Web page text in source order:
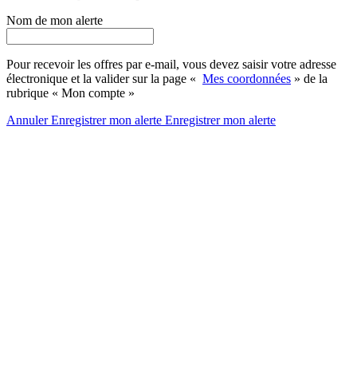
Nom de mon alerte
Pour recevoir les offres par e-mail, vous devez saisir votre adresse
électronique et la valider sur la page « Mes coordonnées » de la
rubrique « Mon compte »
AnnulerEnregistrer mon alerte Enregistrermon alerte